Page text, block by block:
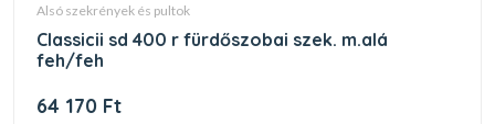
alsó szekrények és pultok
classicii sd 400 r fürdőszobai szek. m.alá
feh/feh
64 170 Ft